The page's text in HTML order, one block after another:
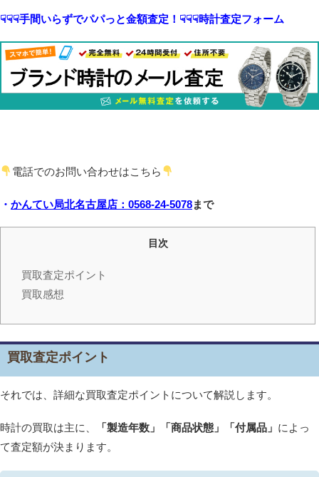
☟☟☟手間いらずでパパっと金額査定！☟☟☟時計査定フォーム
電話でのお問い合わせはこちら
・ かんてい局北名古屋店：0568-24-5078まで
目次
買取査定ポイント
買取感想
買取査定ポイント
それでは、詳細な買取査定ポイントについて解説します。
時計の買取は主に、 「製造年数」「商品状態」「付属品」 によっ
て査定額が決まります。